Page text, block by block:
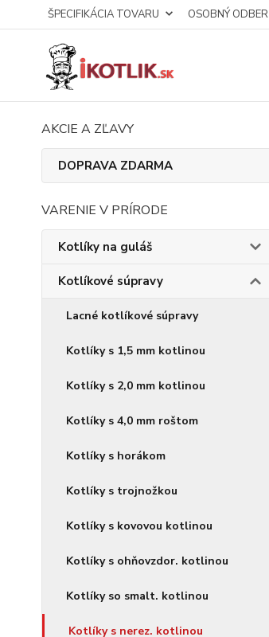
ŠPECIFIKÁCIA TOVARU OSOBNÝ ODBER
AKCIE A ZĽAVY
DOPRAVA ZDARMA
VARENIE V PRÍRODE
Kotlíky na guláš
Kotlíkové súpravy
Lacné kotlíkové súpravy
Kotlíky s 1,5 mm kotlinou
Kotlíky s 2,0 mm kotlinou
Kotlíky s 4,0 mm roštom
Kotlíky s horákom
Kotlíky s trojnožkou
Kotlíky s kovovou kotlinou
Kotlíky s ohňovzdor. kotlinou
Kotlíky so smalt. kotlinou
Kotlíky s nerez. kotlinou